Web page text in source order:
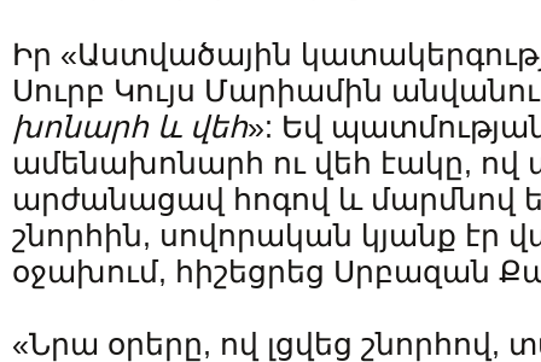
Իր «Աստվածային
Սուրբ Կույս Մարիամին
խոնարհ և վեհ»: Եվ
ամենախոնարհ ու վեհ էակը, ով
արժանացավ հոգով և մարմնով
շնորհին, սովորական կյանք էր
օջախում, հիշեցրեց Սրբազան
«Նրա օրերը, ով լցվեց շնորհով,